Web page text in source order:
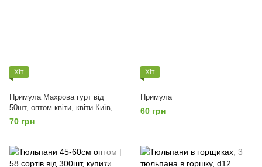
Хіт
Примула Махрова гурт від
50шт, оптом квіти, квіти Київ,
Україна, садовий центр
70 грн
Хіт
Примула
60 грн